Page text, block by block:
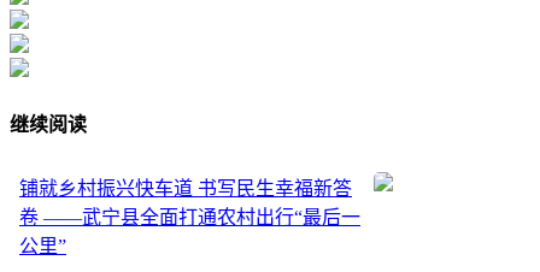
继续阅读
铺就乡村振兴快车道 书写民生幸福新答
卷 ——武宁县全面打通农村出行“最后一
公里”